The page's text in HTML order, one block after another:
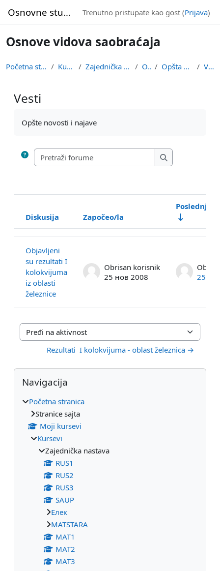
Osnovne studije Trenutno pristupate kao gost (Prijava)
Osnove vidova saobraćaja
Početna stranica Kursevi Zajednička nastava OVS Opšta sekcija Vesti
Vesti
Opšte novosti i najave
Pretraži forume
Pretraži forume
Status
Diskusija Započeo/la
Poslednja
Objavljeni
su rezultati I
kolokvijuma
iz oblasti
železnice
Obrisan korisnik
25 нов 2008
25
Pređi na aktivnost
Rezultati  I kolokvijuma - oblast železnica →
Blokovi
Preskoči Navigacija
Navigacija
Početna stranica
Stranice sajta
Moji kursevi
Kursevi
Zajednička nastava
RUS1
RUS2
RUS3
SAUP
Eлек
МАТSTARA
МАТ1
МАТ2
МАТ3